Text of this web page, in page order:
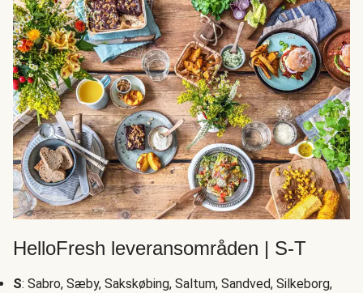
HelloFresh leveransområden | S-T
S: Sabro, Sæby, Sakskøbing, Saltum, Sandved, Silkeborg,